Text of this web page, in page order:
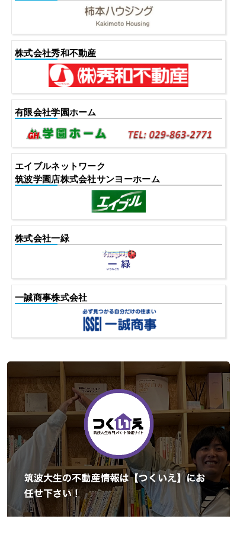
株式会社秀和不動産
有限会社学園ホーム
エイブルネットワーク
筑波学園店株式会社サンヨーホーム
株式会社一緑
一誠商事株式会社